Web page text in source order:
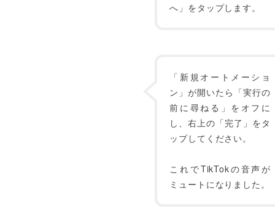
へ」をタップします。
「新規オートメーショ
ン」が開いたら「実行の
前に尋ねる」をオフに
し、右上の「完了」をタ
ップしてください。
これでTikTokの音声が
ミュートになりました。